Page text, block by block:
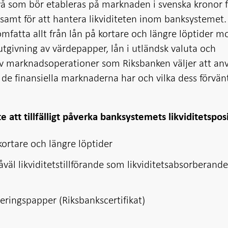
som bör etableras på marknaden i svenska kronor
för att hantera likviditeten inom banksystemet.
allt från lån på kortare och längre löptider
av värdepapper, lån i utländsk valuta och
marknadsoperationer som Riksbanken väljer att
finansiella marknaderna har och vilka dess
att tillfälligt påverka banksystemets
och längre löptider
likviditetstillförande som likviditetsabsorberande
(Riksbankscertifikat)